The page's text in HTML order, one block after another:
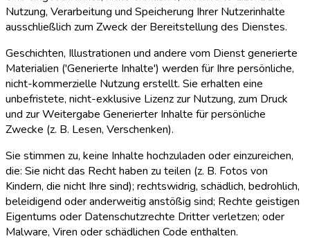
Nutzung, Verarbeitung und Speicherung Ihrer Nutzerinhalte
ausschließlich zum Zweck der Bereitstellung des Dienstes.
Geschichten, Illustrationen und andere vom Dienst generierte
Materialien ('Generierte Inhalte') werden für Ihre persönliche,
nicht-kommerzielle Nutzung erstellt. Sie erhalten eine
unbefristete, nicht-exklusive Lizenz zur Nutzung, zum Druck
und zur Weitergabe Generierter Inhalte für persönliche
Zwecke (z. B. Lesen, Verschenken).
Sie stimmen zu, keine Inhalte hochzuladen oder einzureichen,
die: Sie nicht das Recht haben zu teilen (z. B. Fotos von
Kindern, die nicht Ihre sind); rechtswidrig, schädlich, bedrohlich,
beleidigend oder anderweitig anstößig sind; Rechte geistigen
Eigentums oder Datenschutzrechte Dritter verletzen; oder
Malware, Viren oder schädlichen Code enthalten.